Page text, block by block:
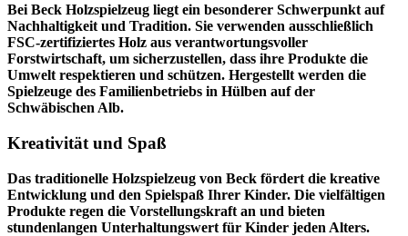
Bei Beck Holzspielzeug liegt ein besonderer Schwerpunkt auf
Nachhaltigkeit und Tradition. Sie verwenden ausschließlich
FSC-zertifiziertes Holz aus verantwortungsvoller
Forstwirtschaft, um sicherzustellen, dass ihre Produkte die
Umwelt respektieren und schützen. Hergestellt werden die
Spielzeuge des Familienbetriebs in Hülben auf der
Schwäbischen Alb.
Kreativität und Spaß
Das traditionelle Holzspielzeug von Beck fördert die kreative
Entwicklung und den Spielspaß Ihrer Kinder. Die vielfältigen
Produkte regen die Vorstellungskraft an und bieten
stundenlangen Unterhaltungswert für Kinder jeden Alters.